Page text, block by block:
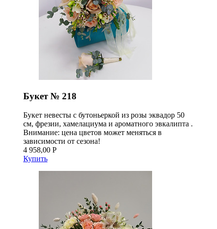
Букет № 218
Букет невесты с бутоньеркой из розы эквадор 50
см, фрезии, хамелациума и ароматного эвкалипта .
Внимание: цена цветов может меняться в
зависимости от сезона!
4 958,00 Р
Купить